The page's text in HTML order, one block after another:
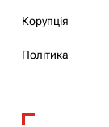
Корупція
Політика